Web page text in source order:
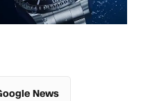
News